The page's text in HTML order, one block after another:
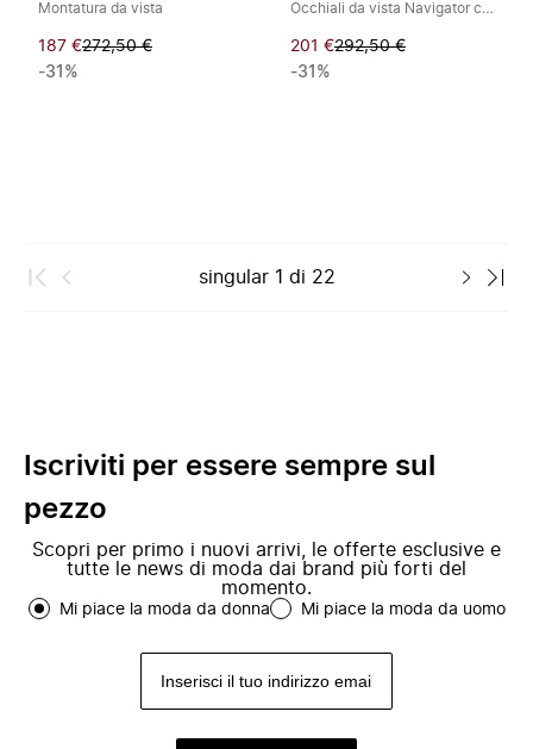
Montatura da vista
187 €272,50 €
-31%
Occhiali da vista Navigator con doppio ponte
201 €292,50 €
-31%
singular 1 di 22
Iscriviti per essere sempre sul
pezzo
Scopri per primo i nuovi arrivi, le offerte esclusive e
tutte le news di moda dai brand più forti del
momento.
Mi piace la moda da donna Mi piace la moda da uomo